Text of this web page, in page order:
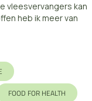
vleesvervangers kan
heb ik meer van
FOOD FOR HEALTH